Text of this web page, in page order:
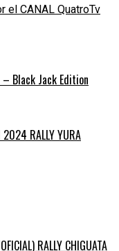
el CANAL QuatroTv
Black Jack Edition
RALLY YURA
RALLY CHIGUATA